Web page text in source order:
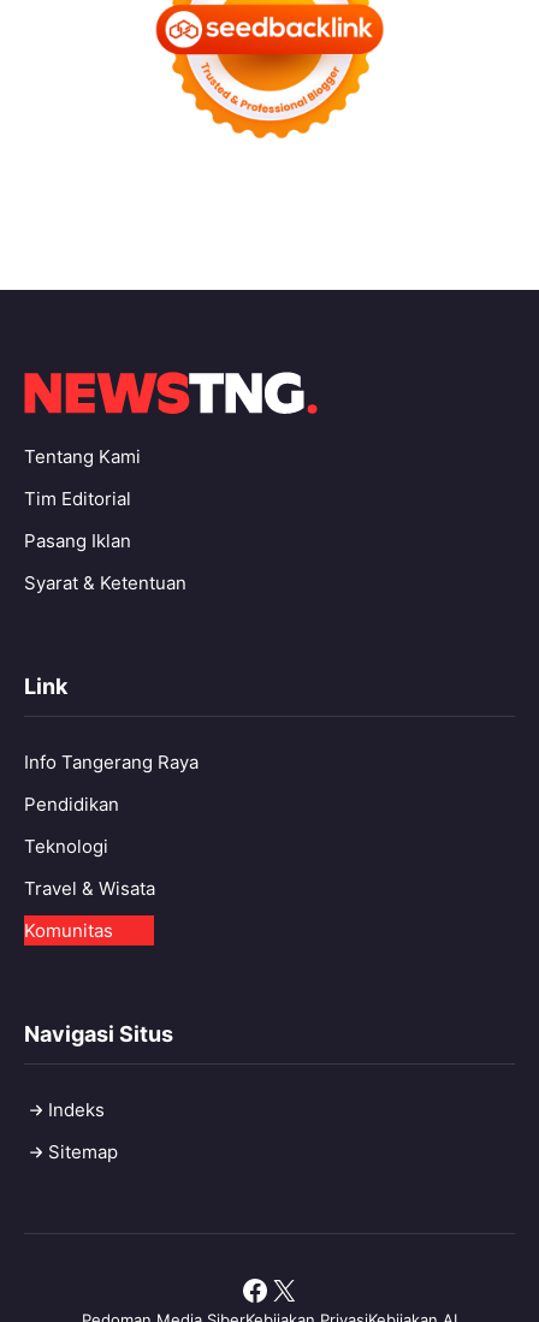
Tentang Kami
Tim Editorial
Pasang Iklan
Syarat & Ketentuan
Link
Info Tangerang Raya
Pendidikan
Teknologi
Travel & Wisata
Komunitas
Navigasi Situs
Indeks
Sitemap
Facebook
X